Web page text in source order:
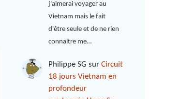
j'aimerai voyager au
Vietnam mais le fait
d'être seule et de ne rien
connaitre me…
Philippe SG surCircuit
18 jours Vietnam en
profondeur